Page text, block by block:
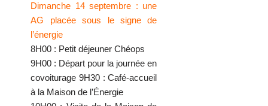
Dimanche 14 septembre : une
AG placée sous le signe de
l’énergie
8H00 : Petit déjeuner Chéops
9H00 : Départ pour la journée en
covoiturage 9H30 : Café-accueil
à la Maison de l’Énergie